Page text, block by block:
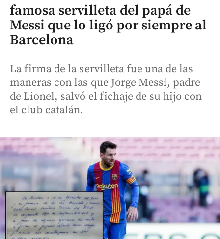
famosa servilleta del papá de
Messi que lo ligó por siempre al
Barcelona
La firma de la servilleta fue una de las
maneras con las que Jorge Messi, padre
de Lionel, salvó el fichaje de su hijo con
el club catalán.